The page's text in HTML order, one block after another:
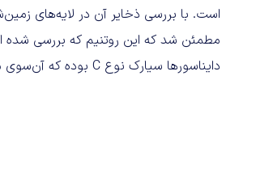
است. با بررسی ذخایر آن در لایه‌های
دایناسورها سیارک نوع C بوده که آن‌سوی مشتری شکل گرفته بوده.